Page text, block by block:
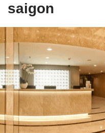
saigon